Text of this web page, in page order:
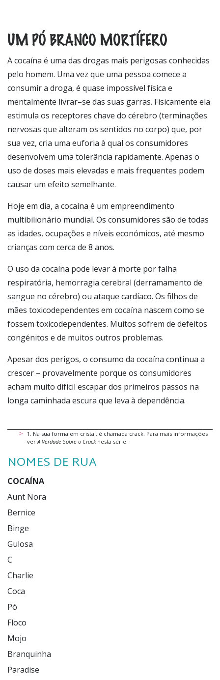
UM PÓ BRANCO MORTÍFERO
Acocaína é uma das drogas mais perigosas conhecidas
pelo homem. Uma vez que uma pessoa comece a
consumir a droga, é quase impossível física e
mentalmente livrar–se das suas garras. Fisicamente ela
estimula os receptores chave do cérebro (terminações
nervosas que alteram os sentidos no corpo) que, por
sua vez, cria uma euforia à qual os consumidores
desenvolvem uma tolerância rapidamente. Apenas o
uso de doses mais elevadas e mais frequentes podem
causar um efeito semelhante.
Hoje em dia, a cocaína é um empreendimento
multibilionário mundial. Os consumidores são de todas
as idades, ocupações e níveis económicos, até mesmo
crianças com cerca de 8 anos.
O uso da cocaína pode levar à morte por falha
respiratória, hemorragia cerebral (derramamento de
sangue no cérebro) ou ataque cardíaco. Os filhos de
mães toxicodependentes em cocaína nascem como se
fossem toxicodependentes. Muitos sofrem de defeitos
congénitos e de muitos outros problemas.
Apesar dos perigos, o consumo da cocaína continua a
crescer – provavelmente porque os consumidores
acham muito difícil escapar dos primeiros passos na
longa caminhada escura que leva à dependência.
1 Na sua forma em cristal, é chamada crack. Para mais informações
ver A Verdade Sobre o Crack nesta série
NOMES DE RUA
COCAÍNA
Aunt Nora
Bernice
Binge
Gulosa
C
Charlie
Coca
Pó
Floco
Mojo
Branquinha
Paradise